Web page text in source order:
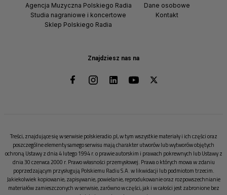
Znajdziesz nas na
Agencja Muzyczna Polskiego Radia
Studia nagraniowe i koncertowe
Sklep Polskiego Radia
Dane osobowe
Kontakt
Treści, znajdujące się w serwisie polskieradio.pl, w tym wszystkie materiały i ich części oraz
poszczególne elementy samego serwisu mają charakter utworów lub wytworów objętych
ochroną Ustawy z dnia 4 lutego 1994 r. o prawie autorskim i prawach pokrewnych lub Ustawy z
dnia 30 czerwca 2000 r. Prawo własności przemysłowej. Prawa o których mowa w zdaniu
poprzedzającym przysługują Polskiemu Radiu S.A. w likwidacji lub podmiotom trzecim.
Jakiekolwiek kopiowanie, zapisywanie, powielanie, reprodukowanie oraz rozpowszechnianie
materiałów zamieszczonych w serwisie, zarówno w części, jak i w całości jest zabronione bez